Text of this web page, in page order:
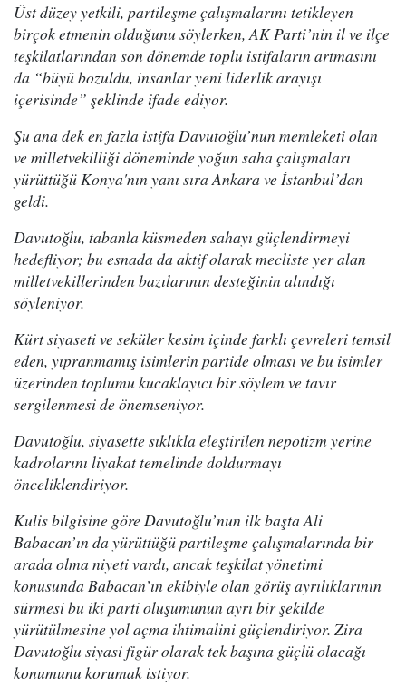
Üst düzey yetkili, partileşme çalışmalarını tetikleyen
birçok etmenin olduğunu söylerken, AK Parti’nin il ve ilçe
teşkilatlarından son dönemde toplu istifaların artmasını
da “büyü bozuldu, insanlar yeni liderlik arayışı
içerisinde” şeklinde ifade ediyor.
Şu ana dek en fazla istifa Davutoğlu’nun memleketi olan
ve milletvekilliği döneminde yoğun saha çalışmaları
yürüttüğü Konya'nın yanı sıra Ankara ve İstanbul’dan
geldi.
Davutoğlu, tabanla küsmeden sahayı güçlendirmeyi
hedefliyor; bu esnada da aktif olarak mecliste yer alan
milletvekillerinden bazılarının desteğinin alındığı
söyleniyor.
Kürt siyaseti ve seküler kesim içinde farklı çevreleri temsil
eden, yıpranmamış isimlerin partide olması ve bu isimler
üzerinden toplumu kucaklayıcı bir söylem ve tavır
sergilenmesi de önemseniyor.
Davutoğlu, siyasette sıklıkla eleştirilen nepotizm yerine
kadrolarını liyakat temelinde doldurmayı
önceliklendiriyor.
Kulis bilgisine göre Davutoğlu’nun ilk başta Ali
Babacan’ın da yürüttüğü partileşme çalışmalarında bir
arada olma niyeti vardı, ancak teşkilat yönetimi
konusunda Babacan’ın ekibiyle olan görüş ayrılıklarının
sürmesi bu iki parti oluşumunun ayrı bir şekilde
yürütülmesine yol açma ihtimalini güçlendiriyor. Zira
Davutoğlu siyasi figür olarak tek başına güçlü olacağı
konumunu korumak istiyor.